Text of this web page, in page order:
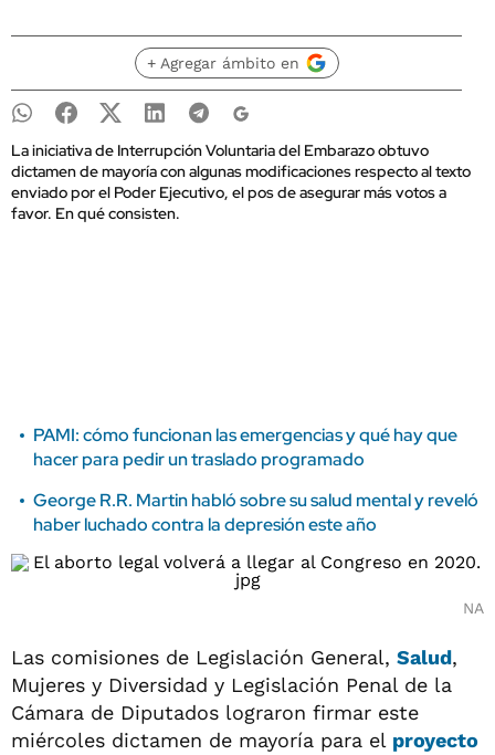
+ Agregar ámbito en
La iniciativa de Interrupción Voluntaria del Embarazo obtuvo
dictamen de mayoría con algunas modificaciones respecto al texto
enviado por el Poder Ejecutivo, el pos de asegurar más votos a
favor. En qué consisten.
PAMI: cómo funcionan las emergencias y qué hay que
hacer para pedir un traslado programado
George R.R. Martin habló sobre su salud mental y reveló
haber luchado contra la depresión este año
NA
Las comisiones de Legislación General, Salud,
Mujeres y Diversidad y Legislación Penal de la
Cámara de Diputados lograron firmar este
miércoles dictamen de mayoría para el proyecto